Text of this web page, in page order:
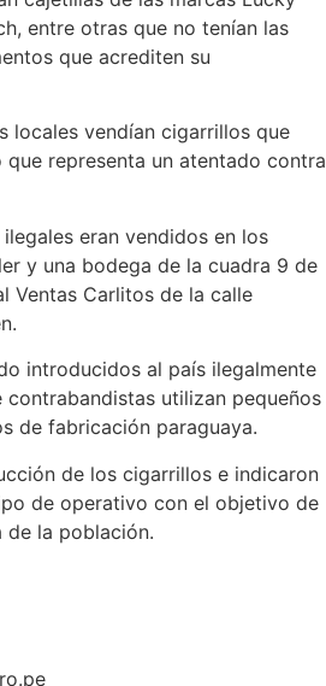
entre otras que no tenían las
que acrediten su
locales vendían cigarrillos que
representa un atentado contra
eran vendidos en los
y una bodega de la cuadra 9 de
Ventas Carlitos de la calle
introducidos al país ilegalmente
utilizan pequeños
de fabricación paraguaya.
de los cigarrillos e indicaron
de operativo con el objetivo de
de la población.